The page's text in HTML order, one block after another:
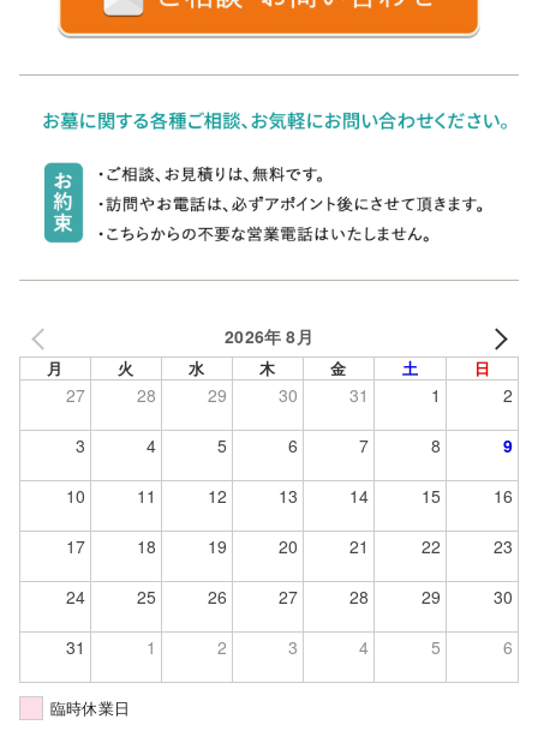
2026年 8月
月 火 水 木 金 土 日
27 28 29 30 31 1 2
3 4 5 6 7 8 9
10 11 12 13 14 15 16
17 18 19 20 21 22 23
24 25 26 27 28 29 30
31 1 2 3 4 5 6
臨時休業日